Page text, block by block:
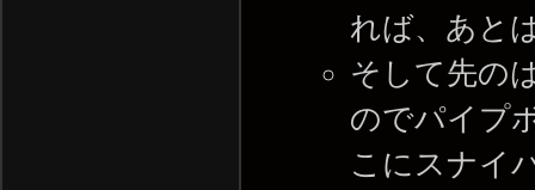
れば、あと
そして先の
のでパイプ
こにスナイ